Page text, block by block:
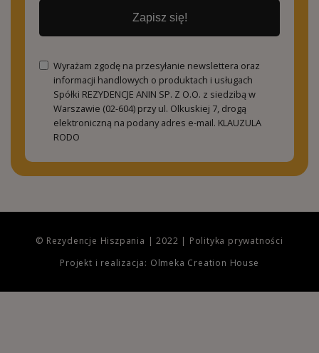
Zapisz się!
Wyrażam zgodę na przesyłanie newslettera oraz
informacji handlowych o produktach i usługach
Spółki REZYDENCJE ANIN SP. Z O.O. z siedzibą w
Warszawie (02-604) przy ul. Olkuskiej 7, drogą
elektroniczną na podany adres e-mail. KLAUZULA
RODO
© Rezydencje Hiszpania | 2022 | Polityka prywatności
Projekt i realizacja: Olmeka Creation House